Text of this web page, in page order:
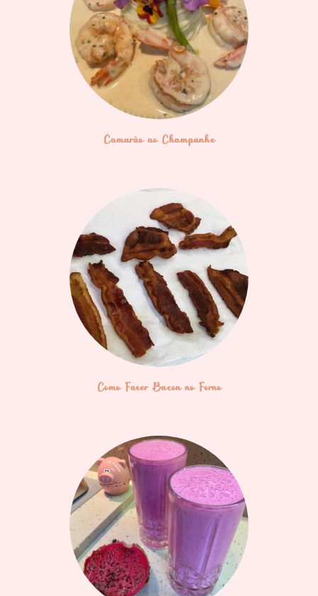
Camarão ao Champanhe
Como Fazer Bacon no Forno